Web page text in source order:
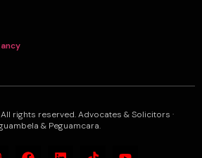
rights reserved. Advocates & Solicitors ·
& Peguamcara.